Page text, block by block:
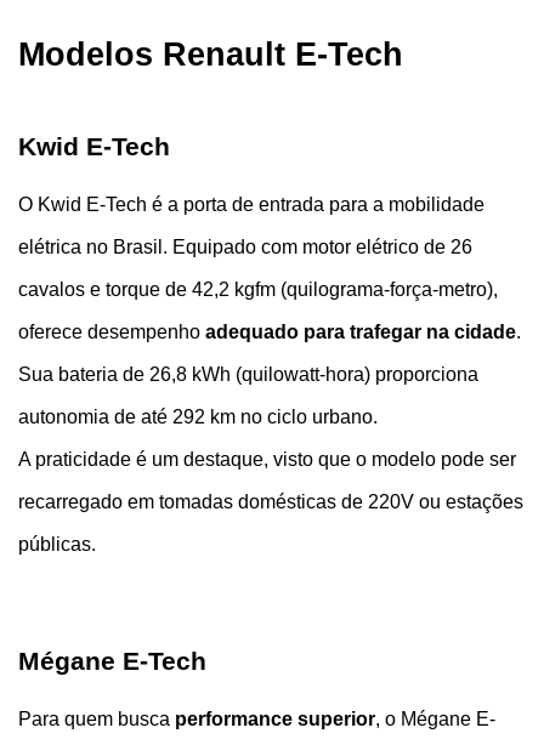
Modelos Renault E-Tech
Kwid E-Tech
O Kwid E-Tech é a porta de entrada para a mobilidade
elétrica no Brasil. Equipado com motor elétrico de 26
cavalos e torque de 42,2 kgfm (quilograma-força-metro),
oferece desempenho adequado para trafegar na cidade.
Sua bateria de 26,8 kWh (quilowatt-hora) proporciona
autonomia de até 292 km no ciclo urbano.
A praticidade é um destaque, visto que o modelo pode ser
recarregado em tomadas domésticas de 220V ou estações
públicas.
Mégane E-Tech
Para quem busca performance superior, o Mégane E-